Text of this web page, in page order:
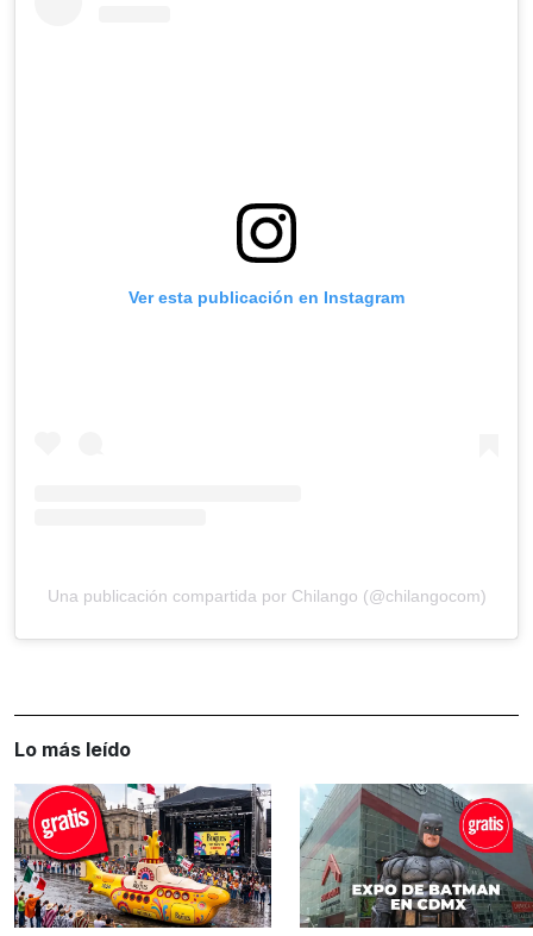
Ver esta publicación en Instagram
Una publicación compartida por Chilango (@chilangocom)
Lo más leído